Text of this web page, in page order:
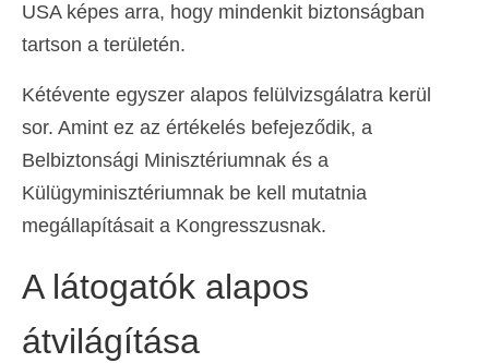
USA képes arra, hogy mindenkit biztonságban
tartson a területén.
Kétévente egyszer alapos felülvizsgálatra kerül
sor. Amint ez az értékelés befejeződik, a
Belbiztonsági Minisztériumnak és a
Külügyminisztériumnak be kell mutatnia
megállapításait a Kongresszusnak.
A látogatók alapos
átvilágítása